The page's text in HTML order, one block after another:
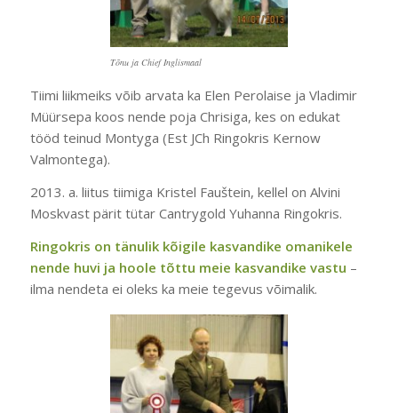
Tõnu ja Chief Inglismaal
Tiimi liikmeiks võib arvata ka Elen Perolaise ja Vladimir
Müürsepa koos nende poja Chrisiga, kes on edukat
tööd teinud Montyga (Est JCh Ringokris Kernow
Valmontega).
2013. a. liitus tiimiga Kristel Fauštein, kellel on Alvini
Moskvast pärit tütar Cantrygold Yuhanna Ringokris.
Ringokris on tänulik kõigile kasvandike omanikele
nende huvi ja hoole tõttu meie kasvandike vastu –
ilma nendeta ei oleks ka meie tegevus võimalik.